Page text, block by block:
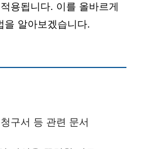
용됩니다. 이를 올바르게
을 알아보겠습니다.
구서 등 관련 문서